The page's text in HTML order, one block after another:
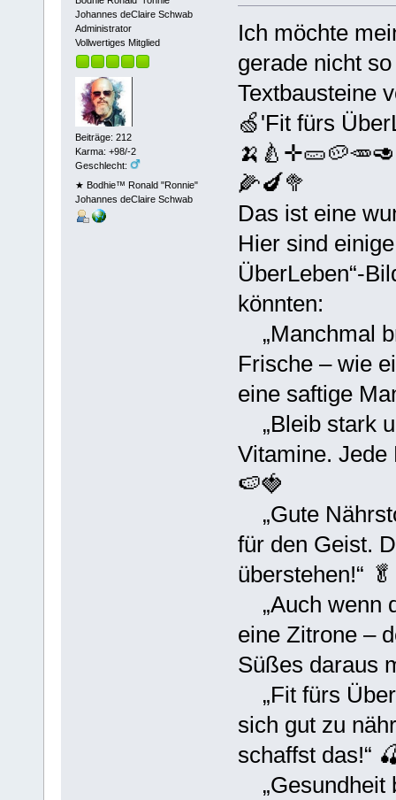
Johannes deClaire Schwab
Administrator
Vollwertiges Mitglied
Beiträge: 212
Karma: +98/-2
Geschlecht:
★ Bodhie™ Ronald "Ronnie"
Johannes deClaire Schwab
Ich möchte
gerade nicht
Textbausteine
🍏'Fit fürs
🌽🍆🥦
Das ist eine
Hier sind
ÜberLeben“-
könnten:
„Manchmal
Frische – wie
eine saftige
„Bleib stark
Vitamine. Jede
🍉🍓
„Gute
für den Geist.
überstehen!“
„Auch wenn
eine Zitrone –
Süßes daraus
„Fit fürs
sich gut zu
schaffst das!“
„Gesundheit